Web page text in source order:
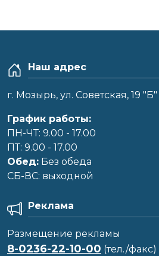
Наш адрес
г. Мозырь, ул. Советская, 19 "Б"
График работы:
ПН-ЧТ: 9.00 - 17.00
ПТ: 9.00 - 17.00
Обед: Без обеда
CБ-ВС: выходной
Реклама
Размещение рекламы
8-0236-22-10-00 (тел./факс)